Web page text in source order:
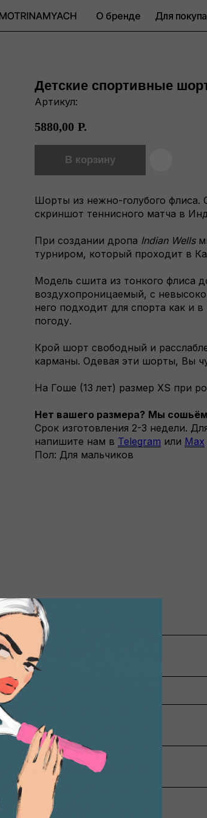
Для
О бренде
Детские спортивные
Артикул:
5880,00 Р.
В корзину
Шорты из нежно-голубого флиса.
скриншот теннисного матча в
При создании дропа Indian Wells
турниром, который проходит в
Модель сшита из тонкого флиса
воздухопроницаемый, с
него подходит для спорта как и
погоду.
Крой шорт свободный и
карманы. Одевая эти шорты, Вы
На Гоше (13 лет) размер XS при
Нет вашего размера? Мы сошьём
Срок изготовления 2-3 недели.
напишите нам в Telegram или Max
Пол: Для мальчиков